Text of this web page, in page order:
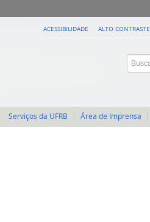
ACESSIBILIDADE ALTO CONTRASTE
Serviços da UFRB Área de Imprensa